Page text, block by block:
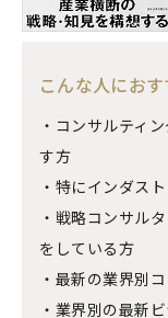
こんな人にお
・コンサルティ
す方
・特にインダス
・戦略コンサル
をしている方
・最新の業界別
・業界別の最新